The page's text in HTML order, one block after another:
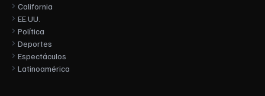
California
EE.UU.
Política
Deportes
Espectáculos
Latinoamérica